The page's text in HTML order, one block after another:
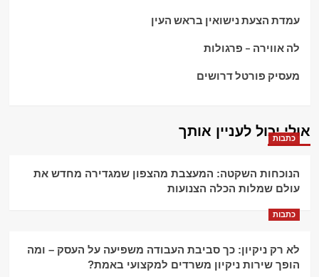
עמדת הצעת נישואין בראש העין
לה אווירה – פרגולות
מעסיק פורטל דרושים
אולי יכול לעניין אותך
כתבות
הנוכחות השקטה: המעצבת מהצפון שמגדירה מחדש את
עולם שמלות הכלה הצנועות
כתבות
לא רק ניקיון: כך סביבת העבודה משפיעה על העסק – ומה
הופך שירות ניקיון משרדים למקצועי באמת?